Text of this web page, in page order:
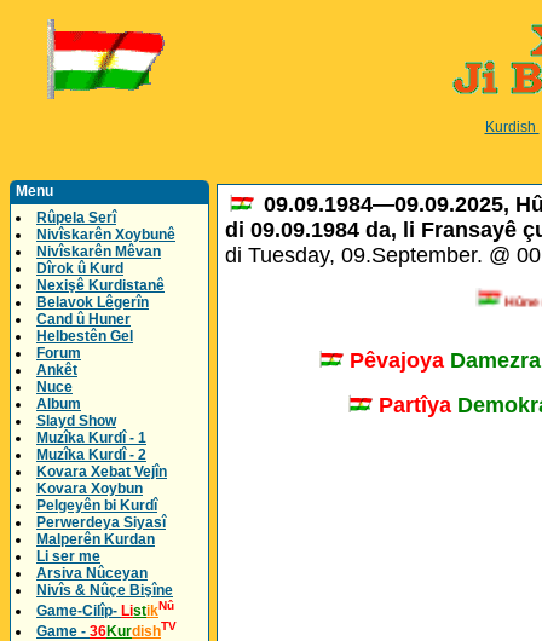
Kurdish
Menu
Rûpela Serî
Nivîskarên Xoybunê
Nivîskarên Mêvan
Dîrok û Kurd
Nexişê Kurdistanê
Belavok Lêgerîn
Cand û Huner
Helbestên Gel
Forum
Ankêt
Nuce
Album
Slayd Show
Muzîka Kurdî - 1
Muzîka Kurdî - 2
Kovara Xebat Vejîn
Kovara Xoybun
Pelgeyên bi Kurdî
Perwerdeya Siyasî
Malperên Kurdan
Li ser me
Arsiva Nûceyan
Nivîs & Nûçe Bişîne
Game-Cilîp- ListikNû
Game - 36KurdishTV
09.09.1984—09.09.2025,
di 09.09.1984 da, li Fransayê
di Tuesday, 09.September. @
Pêvajoya
Partîya